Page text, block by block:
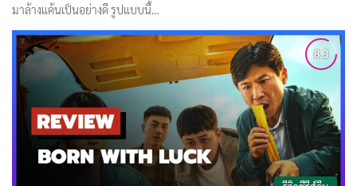
มาล้างแค้นเป็นอย่างดี รูปแบบนี้…